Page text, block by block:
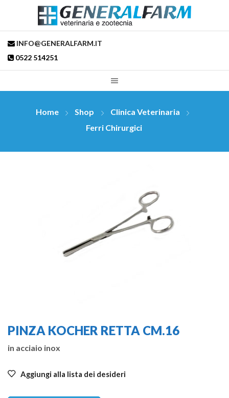
INFO@GENERALFARM.IT
0522 514251
Home Shop
Clinica Veterinaria
Ferri Chirurgici
PINZA KOCHER RETTA CM.16
in acciaio inox
Aggiungi alla lista dei desideri